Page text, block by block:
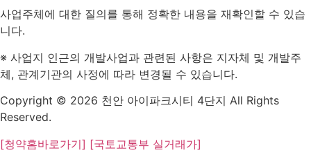
사업주체에 대한 질의를 통해 정확한 내용을 재확인할 수 있습
니다.
※ 사업지 인근의 개발사업과 관련된 사항은 지자체 및 개발주
체, 관계기관의 사정에 따라 변경될 수 있습니다.
Copyright © 2026 천안 아이파크시티 4단지 All Rights
Reserved.
[청약홈바로가기] [국토교통부 실거래가]